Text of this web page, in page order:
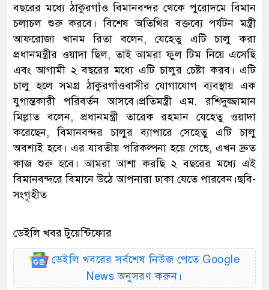
বছরের মধ্যে ঠাকুরগাঁও বিমানবন্দর থেকে পুরোদমে বিমান
চলাচল শুরু করবে। বিশেষ অতিথির বক্তব্যে পর্যটন মন্ত্রী
আফরোজা খানম রিতা বলেন, যেহেতু এটি চালু করা
প্রধানমন্ত্রীর ওয়াদা ছিল, তাই আমরা ফুল টিম নিয়ে এসেছি
এবং আগামী ২ বছরের মধ্যে এটি চালুর চেষ্টা করব। এটি
চালু হলে সমগ্র ঠাকুরগাঁওবাসীর যোগাযোগ ব্যবস্থায় এক
যুগান্তকারী পরিবর্তন আসবে।প্রতিমন্ত্রী এম. রশিদুজ্জামান
মিল্লাত বলেন, প্রধানমন্ত্রী তারেক রহমান যেহেতু ওয়াদা
করেছেন, বিমানবন্দর চালুর ব্যাপারে সেহেতু এটি চালু
অবশ্যই হবে। এর যাবতীয় পরিকল্পনা হয়ে গেছে, এখন দ্রুত
কাজ শুরু হবে। আমরা আশা করছি ২ বছরের মধ্যে এই
বিমানবন্দরে বিমানে উঠে আপনারা ঢাকা যেতে পারবেন।ছবি-
সংগৃহীত
ডেইলি খবর টুয়েন্টিফোর
ডেইলি খবরের সর্বশেষ নিউজ পেতে Google
News অনুসরণ করুন।